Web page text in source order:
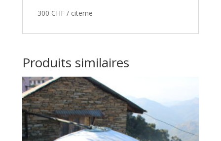
300 CHF / citerne
Produits similaires